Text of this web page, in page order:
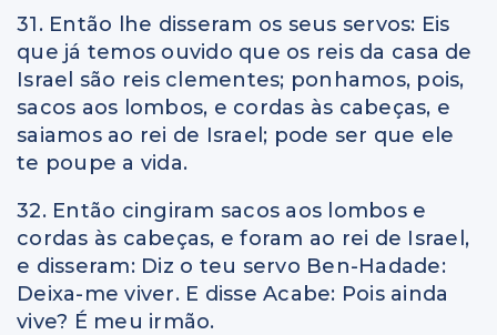
31. Então lhe disseram os seus servos: Eis
que já temos ouvido que os reis da casa de
Israel são reis clementes; ponhamos, pois,
sacos aos lombos, e cordas às cabeças, e
saiamos ao rei de Israel; pode ser que ele
te poupe a vida.
32. Então cingiram sacos aos lombos e
cordas às cabeças, e foram ao rei de Israel,
e disseram: Diz o teu servo Ben-Hadade:
Deixa-me viver. E disse Acabe: Pois ainda
vive? É meu irmão.